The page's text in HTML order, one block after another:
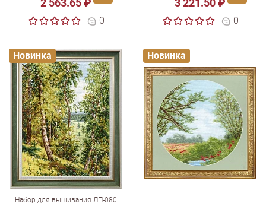
2 563.65 ₽
0
3 221.50 ₽
0
Набор для вышивания ЛП-080
Новинка Новинка